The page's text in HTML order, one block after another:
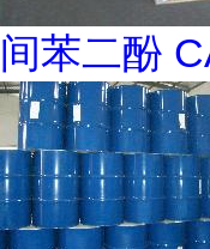
间苯二酚